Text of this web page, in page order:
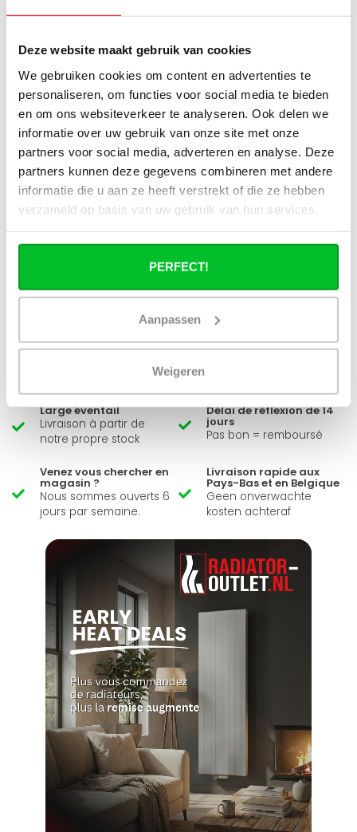
Deze website maakt gebruik van cookies
We gebruiken cookies om content en advertenties te
personaliseren, om functies voor social media te bieden
en om ons websiteverkeer te analyseren. Ook delen we
informatie over uw gebruik van onze site met onze
partners voor social media, adverteren en analyse. Deze
partners kunnen deze gegevens combineren met andere
informatie die u aan ze heeft verstrekt of die ze hebben
verzameld op basis van uw gebruik van hun services.
PERFECT!
Aanpassen
Weigeren
J'ai une installation de pompe à chaleur
radiateurs du site ?
Puis-je utiliser tous les radiateurs du site
en combinaison avec un chauffage
urbain ?
Un radiateur panneau fonctionne-t-il à
40°C ?
Avez-vous une question à propos de se produit.
Large éventail
Livraison à partir de
notre propre stock
Délai de réflexion de 14
jours
Pas bon = remboursé
Venez vous chercher en
magasin ?
Nous sommes ouverts 6
jours par semaine.
Livraison rapide aux
Pays-Bas et en Belgique
Geen onverwachte
kosten achteraf